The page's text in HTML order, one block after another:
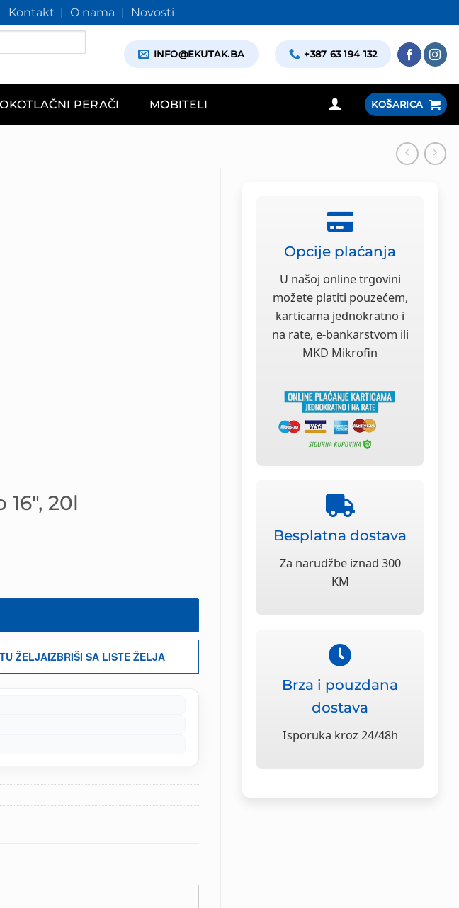
Kontakt O nama Novosti
INFO@EKUTAK.BA +387 63 194 132
PERAČI MOBITELI KOŠARICA
Opcije plaćanja
U našoj online trgovini
možete platiti pouzećem,
karticama jednokratno i
na rate, e-bankarstvom ili
MKD Mikrofin
Besplatna dostava
Za narudžbe iznad 300
KM
Brza i pouzdana
dostava
Isporuka kroz 24/48h
20l
ŽELJAIZBRIŠI SA LISTE ŽELJA